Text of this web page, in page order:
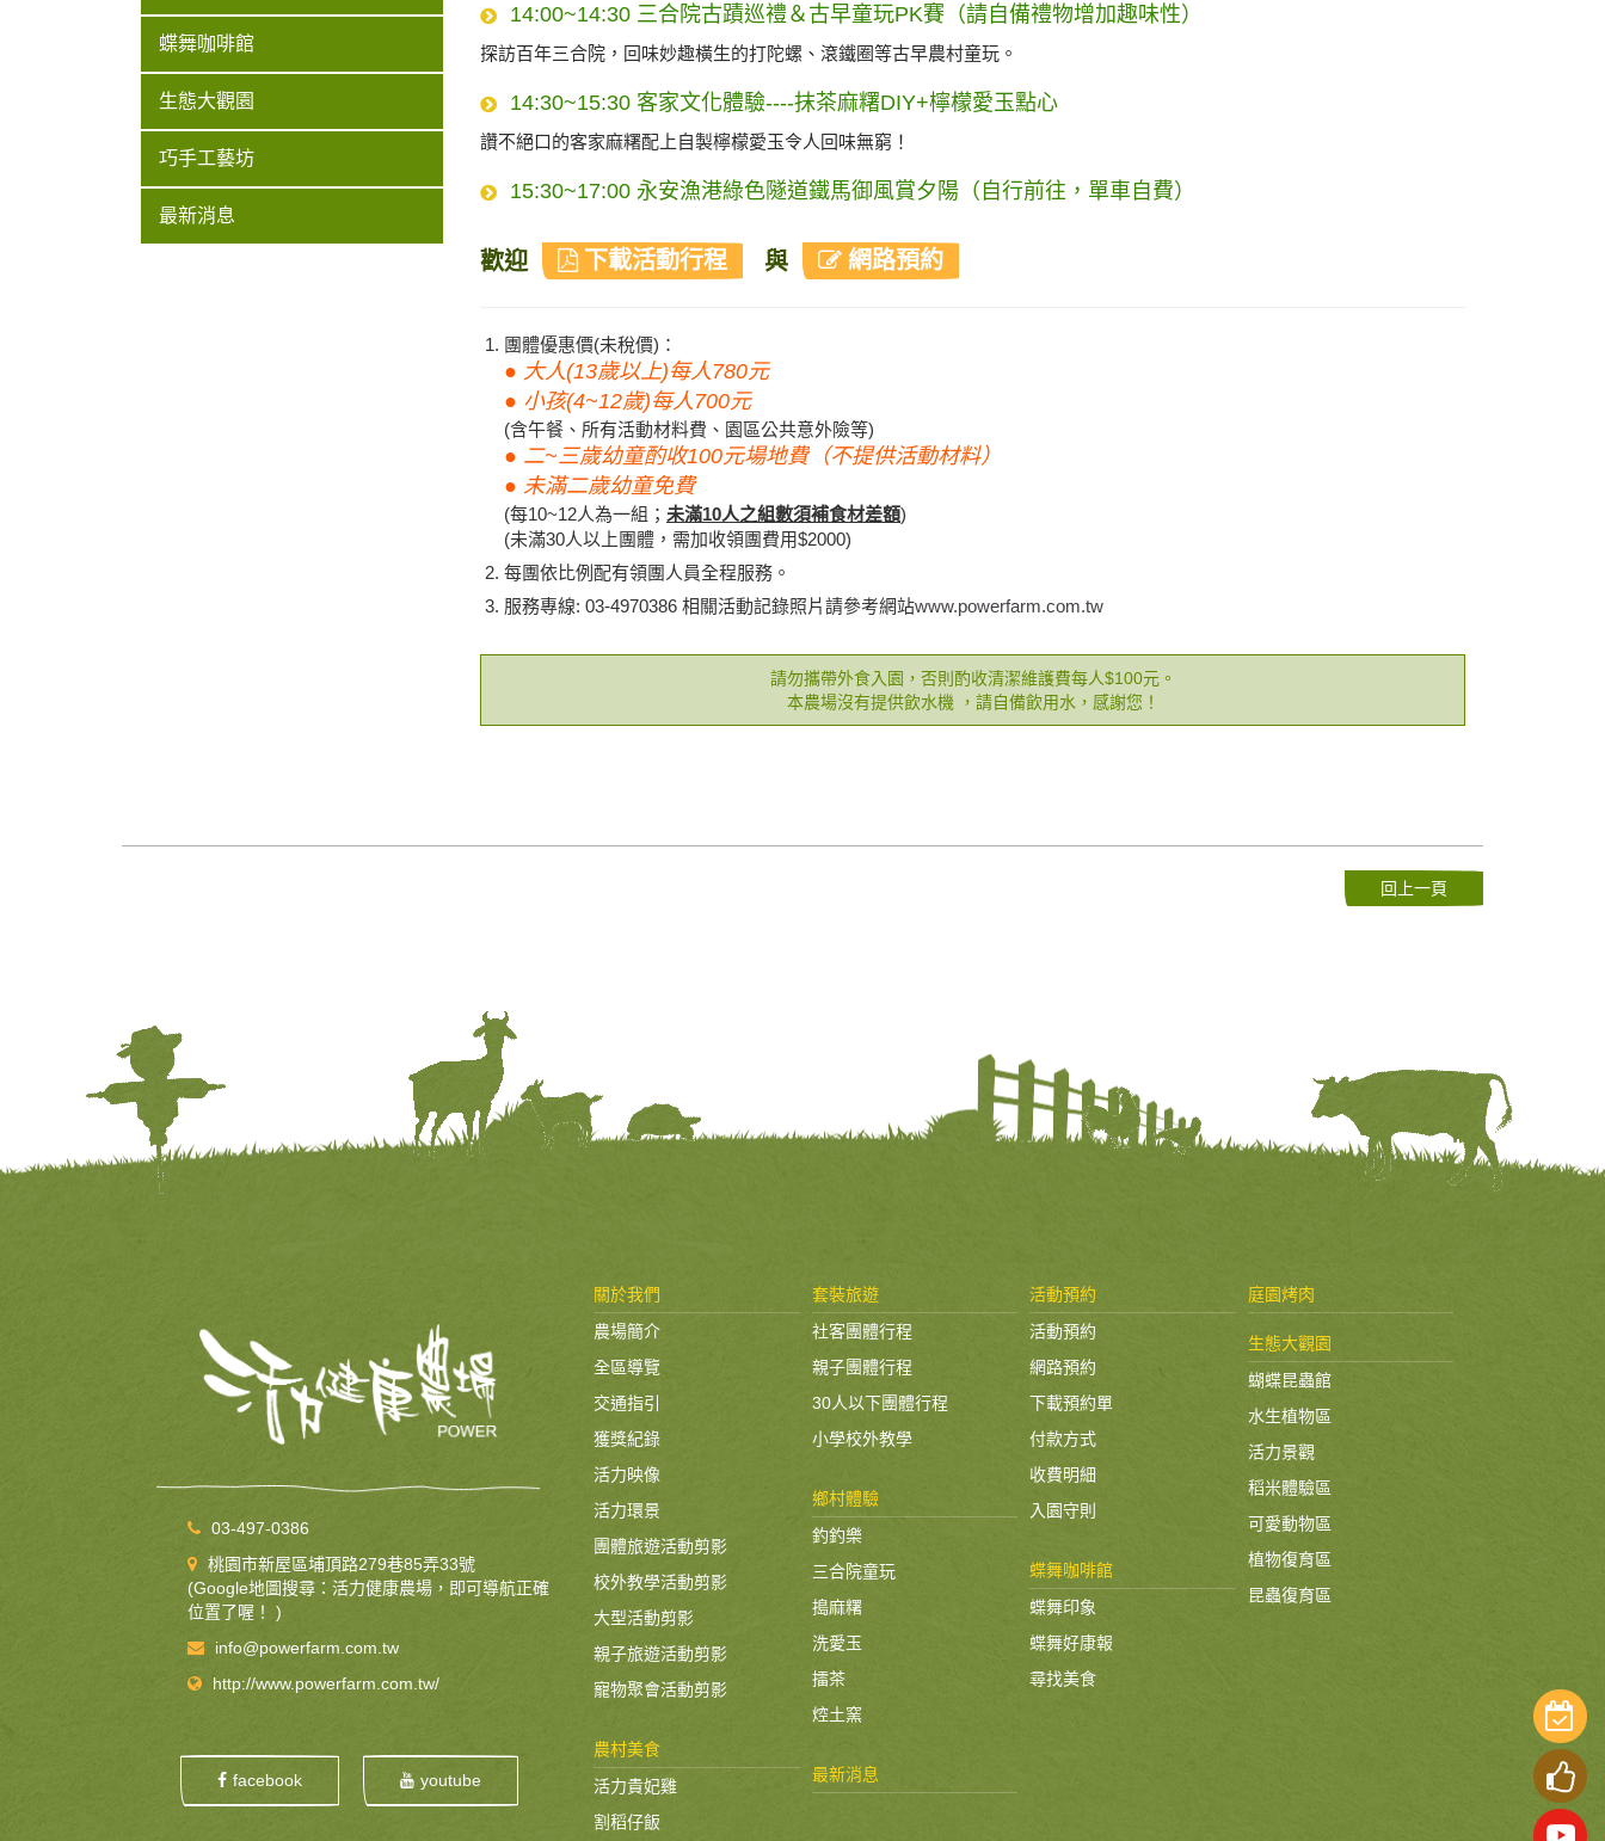
庭園烤肉
生態大觀園
【交通指引】:
蝶舞咖啡館
生態大觀園
巧手工藝坊
最新消息
14:00~14:30 三合院古蹟巡禮＆古早童玩PK賽（請自備禮物增加趣味性）
探訪百年三合院，回味妙趣橫生的打陀螺、滾鐵圈等古早農村童玩。
14:30~15:30 客家文化體驗----抹茶麻糬DIY+檸檬愛玉點心
讚不絕口的客家麻糬配上自製檸檬愛玉令人回味無窮！
15:30~17:00 永安漁港綠色隧道鐵馬御風賞夕陽（自行前往，單車自費）
歡迎 下載活動行程 與 網路預約
團體優惠價(未稅價)：
● 大人(13歲以上)每人780元
● 小孩(4~12歲)每人700元
(含午餐、所有活動材料費、園區公共意外險等)
● 二~三歲幼童酌收100元場地費（不提供活動材料）
● 未滿二歲幼童免費
(每10~12人為一組； 未滿10人之組數須補食材差額)
(未滿30人以上團體，需加收領團費用$2000)
每團依比例配有領團人員全程服務。
服務專線: 03-4970386 相關活動記錄照片請參考網站www.powerfarm.com.tw
請勿攜帶外食入園，否則酌收清潔維護費每人$100元。
本農場沒有提供飲水機 ，請自備飲用水，感謝您！
回上一頁
03-497-0386
桃園市新屋區埔頂路279巷85弄33號
(Google地圖搜尋：活力健康農場，即可導航正確
位置了喔！ )
info@powerfarm.com.tw
http://www.powerfarm.com.tw/
facebook youtube
關於我們
農場簡介
全區導覽
交通指引
獲獎紀錄
活力映像
活力環景
團體旅遊活動剪影
校外教學活動剪影
大型活動剪影
親子旅遊活動剪影
寵物聚會活動剪影
套裝旅遊
社客團體行程
親子團體行程
30人以下團體行程
小學校外教學
活動預約
活動預約
網路預約
下載預約單
付款方式
收費明細
入園守則
庭園烤肉
農村美食
活力貴妃雞
割稻仔飯
鄉村體驗
釣釣樂
三合院童玩
搗麻糬
洗愛玉
擂茶
焢土窯
蝶舞咖啡館
蝶舞印象
蝶舞好康報
尋找美食
生態大觀園
蝴蝶昆蟲館
水生植物區
活力景觀
稻米體驗區
可愛動物區
植物復育區
昆蟲復育區
最新消息